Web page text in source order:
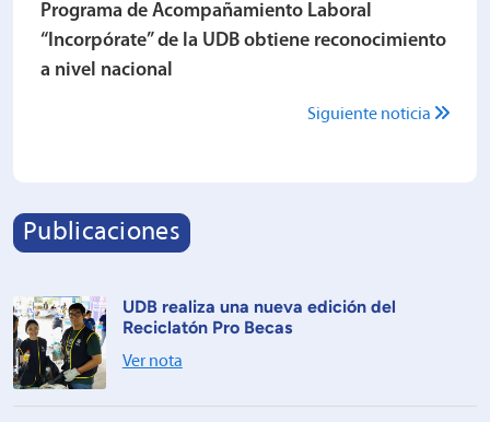
Programa de Acompañamiento Laboral
“Incorpórate” de la UDB obtiene reconocimiento
a nivel nacional
Siguiente noticia
Publicaciones
UDB realiza una nueva edición del
Reciclatón Pro Becas
Ver nota